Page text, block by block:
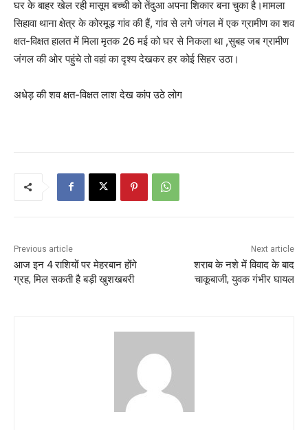
घर के बाहर खेल रही मासूम बच्ची को तेंदुआ अपना शिकार बना चुका है।मामला
सिहावा थाना क्षेत्र के कोरमूड़ गांव की हैं, गांव से लगे जंगल में एक ग्रामीण का शव
क्षत-विक्षत हालत में मिला मृतक 26 मई को घर से निकला था ,सुबह जब ग्रामीण
जंगल की ओर पहुंचे तो वहां का दृश्य देखकर हर कोई सिहर उठा।
अधेड़ की शव क्षत-विक्षत लाश देख कांप उठे लोग
Previous article
आज इन 4 राशियों पर मेहरबान होंगे
ग्रह, मिल सकती है बड़ी खुशखबरी
Next article
शराब के नशे में विवाद के बाद
चाकूबाजी, युवक गंभीर घायल